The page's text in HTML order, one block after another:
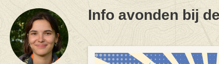
Info avonden bij